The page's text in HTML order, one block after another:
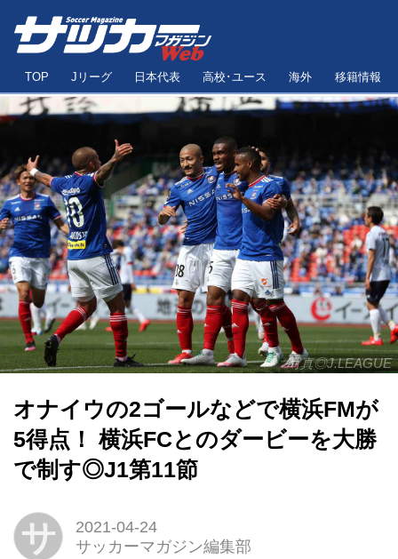
TOP Jリーグ 日本代表 高校･ユース 海外 移籍情報
写真◎J.LEAGUE
オナイウの2ゴールなどで横浜FMが
5得点！ 横浜FCとのダービーを大勝
で制す◎J1第11節
サ
2021-04-24
サッカーマガジン編集部